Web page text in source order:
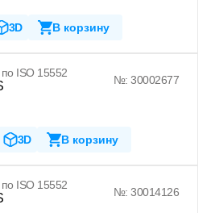
3D В корзину
ISO 15552
№: 30002677
3D В корзину
ISO 15552
№: 30014126